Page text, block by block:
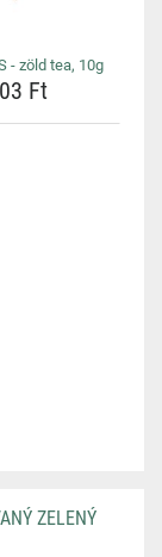
- zöld tea, 10g
Ft
ZELENÝ